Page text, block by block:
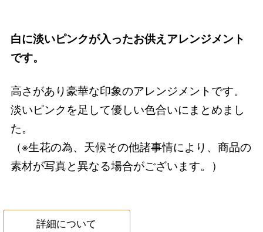
白に淡いピンクが入ったお供えアレンジメント
です。
高さがあり豪華な印象のアレンジメントです。
淡いピンクを足して優しい色合いにまとめまし
た。
（※生花の為、天候その他諸事情により、商品の
素材が写真と異なる場合がございます。）
詳細について